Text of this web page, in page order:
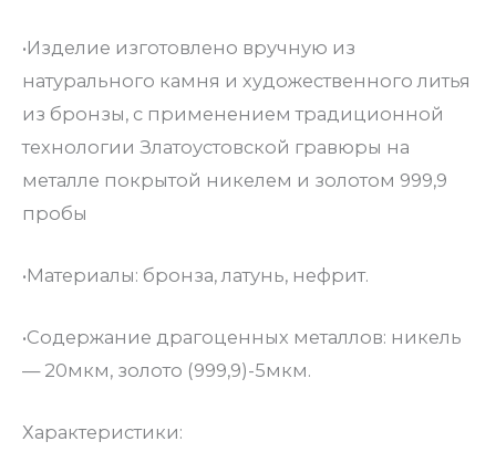
•Изделие изготовлено вручную из
натурального камня и художественного литья
из бронзы, с применением традиционной
технологии Златоустовской гравюры на
металле покрытой никелем и золотом 999,9
пробы
•Материалы: бронза, латунь, нефрит.
•Содержание драгоценных металлов: никель
— 20мкм, золото (999,9)-5мкм.
Характеристики: